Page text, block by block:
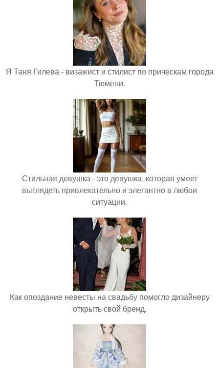
Я Таня Гилева - визажист и стилист по прическам города
Тюмени.
Стильная девушка - это девушка, которая умеет
выглядеть привлекательно и элегантно в любои
ситуации.
Как опоздание невесты на свадьбу помогло дизайнеру
открыть свой бренд.